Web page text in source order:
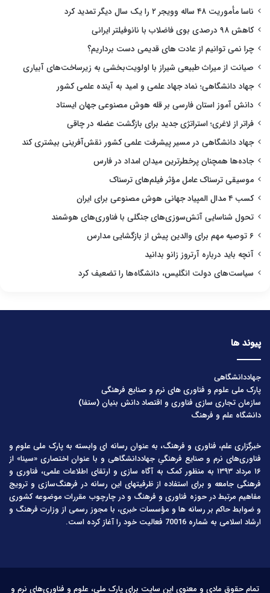
ناسا مأموریت ۴۸ ساله وویجر ۲ را یک سال دیگر تمدید کرد
کاهش ۹۸ درصدی بوی فاضلاب با نانوفیلتر ایرانی
چرا نمی توانیم از عادت های قدیمی دست برداریم؟
صیانت از میراث طبیعی شیراز با اولویت‌بخشی به زیرساخت‌های آبیاری
جهاد دانشگاهی؛ نماد جهاد علمی و امید به آینده علمی کشور
دانش آموز استان فارسی بر قله هوش مصنوعی جهان ایستاد
فراتر از لاغری؛ استراتژی جدید برای بازگشت عضله در چاقی
جهاد دانشگاهی در مسیر پیشرفت علمی کشور نقش‌آفرینی بیشتری کند
جاده‌ها همچنان پرخطرترین میدان امداد در فارس
موسیقی ترسناک عامل مؤثر فیلم‌های ترسناک
کسب ۴ مدال المپیاد جهانی هوش مصنوعی برای ایران
تحول شناسایی آتش‌سوزی‌های جنگلی با فناوری‌های هوشمند
۶ توصیه مهم برای والدین پیش از بازگشایی مدارس
آنچه باید درباره آرتروز زانو بدانید
سیاست‌های دولت انگلیس، دانشگاه‌ها را تضعیف کرد
پیوند ها
جهاددانشگاهی
پارک ملی علوم و فناوری های نرم و صنایع فرهنگی
سازمان تجاری سازی فناوری و اقتصاد دانش بنیان (ستفا)
دانشگاه علم و فرهنگ
خبرگزاری علم، فناوری و فرهنگ، به عنوان رسانه ای وابسته به پارک ملی علوم و
فناوری‌های نرم و صنایع فرهنگیِ جهاددانشگاهی و با عنوان اختصاری «سینا» از
۱۶ مرداد ۱۳۹۳ به منظور کمک به آگاه سازی و ارتقای اطلاعات علمی، فناوری و
فرهنگی جامعه و برای استفاده از ظرفیتهای این رسانه در فرهنگ‌سازی و ترویج
مفاهیم مرتبط در حوزه فناوری و فرهنگ و در چارچوب مقررات موضوعه کشوری
و ضوابط حاکم بر رسانه ها و مؤسسات خبری، با مجوز رسمی از وزارت فرهنگ و
ارشاد اسلامی به شماره 70016 فعالیت خود را آغاز کرده است.
تمام حقوق مادی و معنوی این سایت برای پارک ملی، علوم و فناوری‌های نرم و